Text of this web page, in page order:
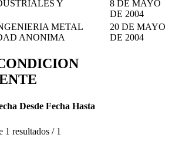
Y
8 DE MAYO
DE 2004
METAL
ANONIMA
20 DE MAYO
DE 2004
Desde Fecha Hasta
1 resultados / 1